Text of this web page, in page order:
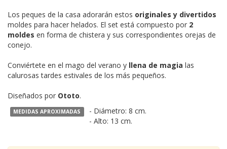
Los peques de la casa adorarán estos originales y divertidos
moldes para hacer helados. El set está compuesto por 2
moldes en forma de chistera y sus correspondientes orejas de
conejo.
Conviértete en el mago del verano y llena de magia las
calurosas tardes estivales de los más pequeños.
Diseñados por Ototo.
MEDIDAS APROXIMADAS
- Diámetro: 8 cm.
- Alto: 13 cm.